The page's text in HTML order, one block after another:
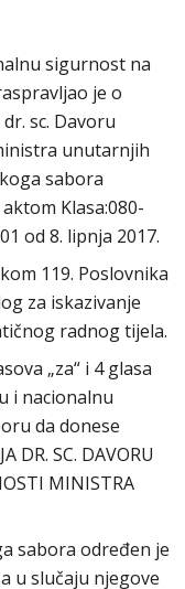
sigurnost na
je o
sc. Davoru
unutarnjih
sabora
Klasa:080-
od 8. lipnja 2017.
119. Poslovnika
za iskazivanje
radnog tijela.
„za“ i 4 glasa
i nacionalnu
da donese
DR. SC. DAVORU
MINISTRA
sabora određen je
u slučaju njegove